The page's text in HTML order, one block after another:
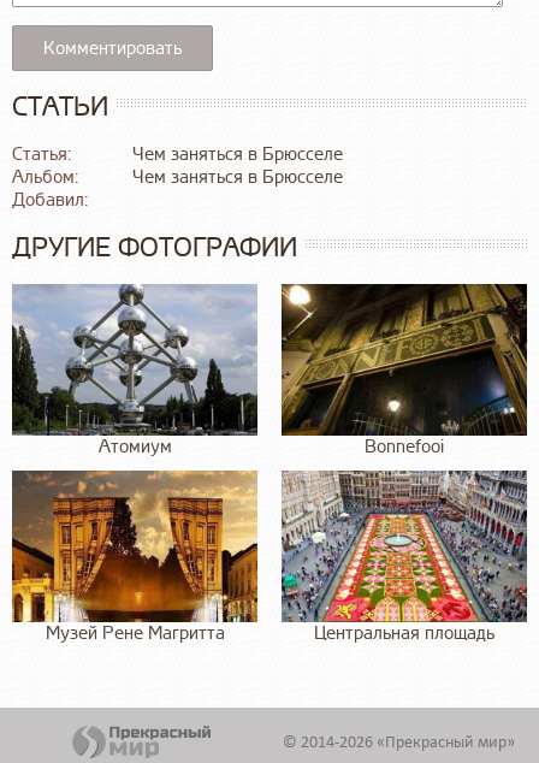
СТАТЬИ
Статья:
Чем заняться в Брюсселе
Альбом:
Чем заняться в Брюсселе
Добавил:
ДРУГИЕ ФОТОГРАФИИ
Атомиум Bonnefooi
Музей Рене Магритта Центральная площадь
© 2014-2026 «Прекрасный мир»